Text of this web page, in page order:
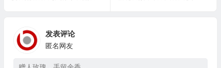
发表评论
匿名网友